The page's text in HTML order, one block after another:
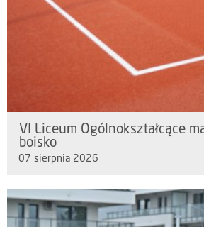
VI Liceum Ogólnokształcące
boisko
07 sierpnia 2026